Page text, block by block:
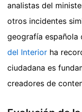
analistas del
otros incidentes
geografía española
del Interior ha
ciudadana es
creadores de